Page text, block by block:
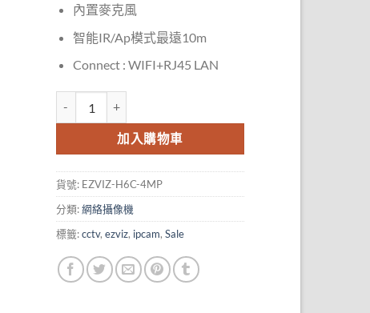
內置麥克風
智能IR/Ap模式最遠10m
Connect : WIFI+RJ45 LAN
加入購物車
貨號: EZVIZ-H6C-4MP
分類:網絡攝像機
標籤:cctv, ezviz, ipcam, Sale